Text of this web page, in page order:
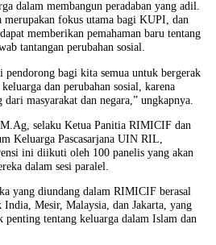
dalam membangun peradaban yang adil.
merupakan fokus utama bagi KUPI, dan
memberikan pemahaman baru tentang
tantangan perubahan sosial.
bagi kita semua untuk bergerak
dan perubahan sosial, karena
masyarakat dan negara,” ungkapnya.
selaku Ketua Panitia RIMICIF dan
Keluarga Pascasarjana UIN RIL,
ini diikuti oleh 100 panelis yang akan
dalam sesi paralel.
yang diundang dalam RIMICIF berasal
India, Mesir, Malaysia, dan Jakarta, yang
penting tentang keluarga dalam Islam dan